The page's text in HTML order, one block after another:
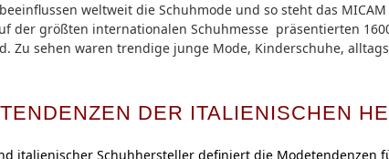
weltweit die Schuhmode und so steht das
der größten internationalen Schuhmesse präsentierten
Zu sehen waren trendige junge Mode, Kinderschuhe,
DER ITALIENISCHEN
italienischer Schuhhersteller definiert die Modetendenzen